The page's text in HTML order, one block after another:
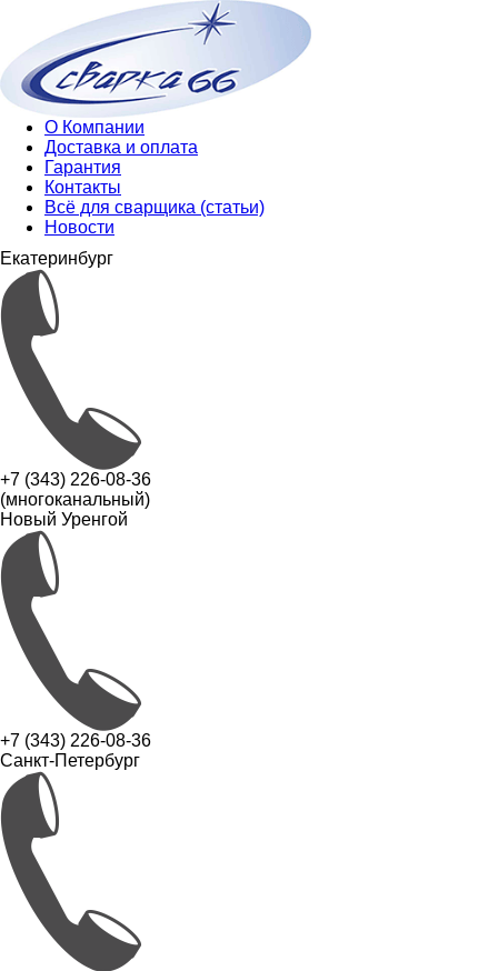
О Компании
Доставка и оплата
Гарантия
Контакты
Всё для сварщика (статьи)
Новости
Екатеринбург
+7 (343) 226-08-36
(многоканальный)
Новый Уренгой
+7 (343) 226-08-36
Санкт-Петербург